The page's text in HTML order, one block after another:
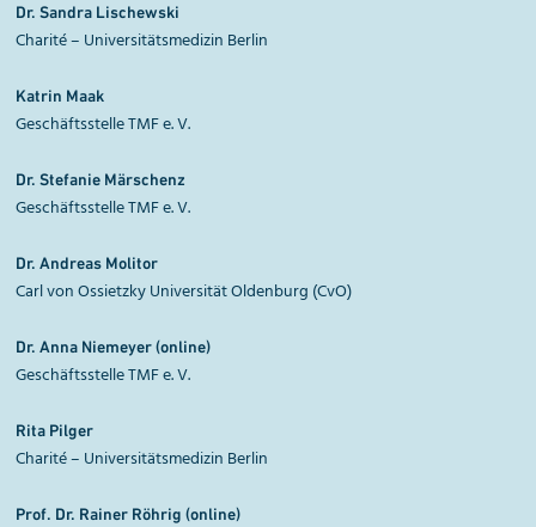
Dr. Sandra Lischewski
Charité – Universitätsmedizin Berlin
Katrin Maak
Geschäftsstelle TMF e. V.
Dr. Stefanie Märschenz
Geschäftsstelle TMF e. V.
Dr. Andreas Molitor
Carl von Ossietzky Universität Oldenburg (CvO)
Dr. Anna Niemeyer (online)
Geschäftsstelle TMF e. V.
Rita Pilger
Charité – Universitätsmedizin Berlin
Prof. Dr. Rainer Röhrig (online)